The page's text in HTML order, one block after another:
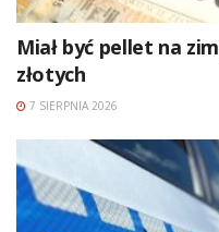
Miał być pellet na
złotych
7 SIERPNIA 2026